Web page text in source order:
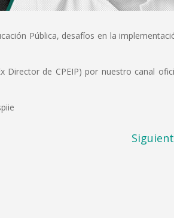
Pública, desafíos en la
Director de CPEIP) por nuestro canal